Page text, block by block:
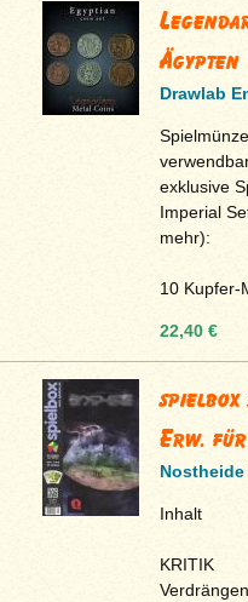
Ägypten
Drawlab
exklusive
Imperial
mehr):
10 Kupfer-
22,40 €
Erw.
Nostheide
Inhalt
KRITIK